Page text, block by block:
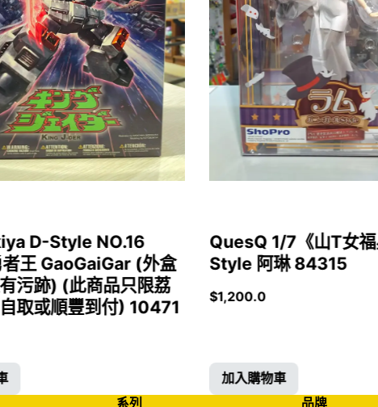
D-Style NO.16
者王 GaoGaiGar (外盒
污跡) (此商品只限荔
取或順豐到付) 10471
QuesQ 1/7《山T女
Style 阿琳 84315
$1,200.0
加入購物車
系列 品牌